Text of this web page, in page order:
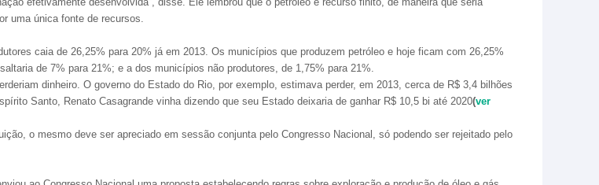
uma única fonte de recursos.
caia de 26,25% para 20% já em 2013. Os municípios que produzem petróleo e hoje ficam com 26,25%
de 7% para 21%; e a dos municípios não produtores, de 1,75% para 21%.
dinheiro. O governo do Estado do Rio, por exemplo, estimava perder, em 2013, cerca de R$ 3,4 bilhões
Santo, Renato Casagrande vinha dizendo que seu Estado deixaria de ganhar R$ 10,5 bi até 2020(ver
o mesmo deve ser apreciado em sessão conjunta pelo Congresso Nacional, só podendo ser rejeitado pelo